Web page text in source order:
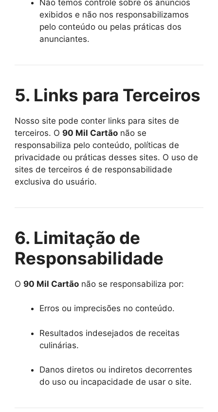
Não temos controle sobre os anúncios
exibidos e não nos responsabilizamos
pelo conteúdo ou pelas práticas dos
anunciantes.
5. Links para Terceiros
Nosso site pode conter links para sites de
terceiros. O 90 Mil Cartão não se
responsabiliza pelo conteúdo, políticas de
privacidade ou práticas desses sites. O uso de
sites de terceiros é de responsabilidade
exclusiva do usuário.
6. Limitação de
Responsabilidade
O 90 Mil Cartão não se responsabiliza por:
Erros ou imprecisões no conteúdo.
Resultados indesejados de receitas
culinárias.
Danos diretos ou indiretos decorrentes
do uso ou incapacidade de usar o site.